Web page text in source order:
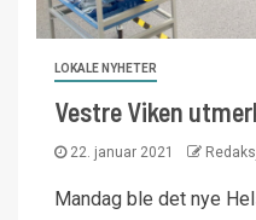
LOKALE NYHETER
Vestre Viken
22. januar 2021
Mandag ble det nye